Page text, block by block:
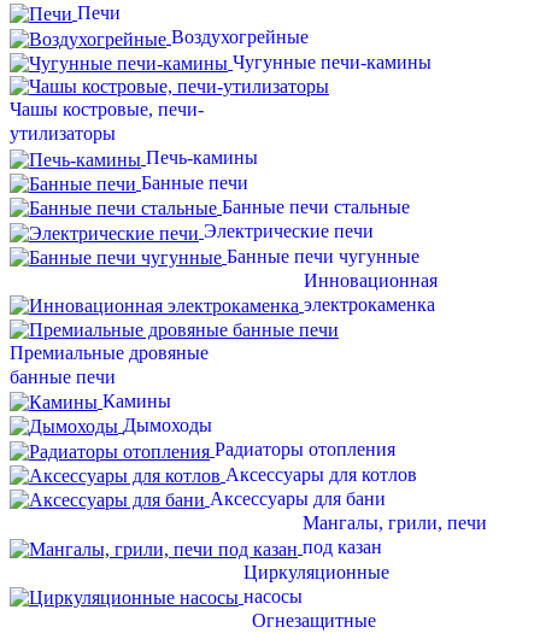
Печи
Воздухогрейные
Чугунные печи-камины
Чашы костровые, печи-
утилизаторы
Печь-камины
Банные печи
Банные печи стальные
Электрические печи
Банные печи чугунные
Инновационная
электрокаменка
Премиальные дровяные
банные печи
Камины
Дымоходы
Радиаторы отопления
Аксессуары для котлов
Аксессуары для бани
Мангалы, грили, печи
под казан
Циркуляционные
насосы
Огнезащитные